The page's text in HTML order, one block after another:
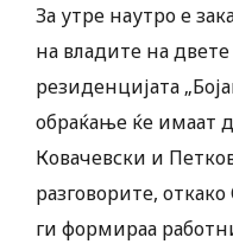
За утре наутро е
на владите на
резиденцијата
обраќање ќе имаат
Ковачевски и
разговорите,
ги формираа